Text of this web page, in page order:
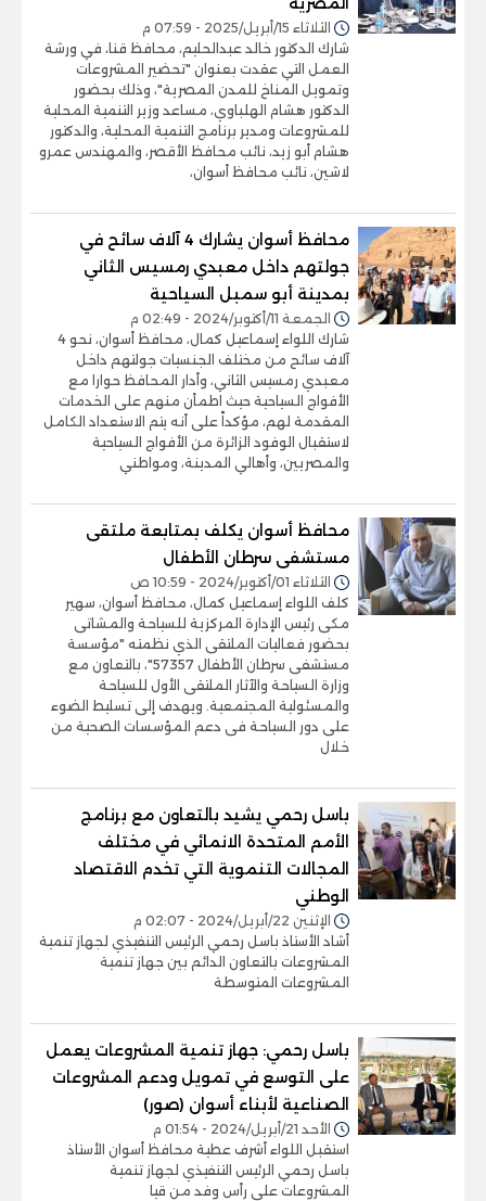
الثلاثاء 15/أبريل/2025 - 07:59 م
شارك الدكتور خالد عبدالحليم، محافظ قنا، في ورشة
العمل التي عقدت بعنوان "تحضير المشروعات
وتمويل المناخ للمدن المصرية"، وذلك بحضور
الدكتور هشام الهلباوي، مساعد وزير التنمية المحلية
للمشروعات ومدير برنامج التنمية المحلية، والدكتور
هشام أبو زيد، نائب محافظ الأقصر، والمهندس عمرو
لاشين، نائب محافظ أسوان،
محافظ أسوان يشارك 4 آلاف سائح في
جولتهم داخل معبدي رمسيس الثاني
بمدينة أبو سمبل السياحية
الجمعة 11/أكتوبر/2024 - 02:49 م
شارك اللواء إسماعيل كمال، محافظ أسوان، نحو 4
آلاف سائح من مختلف الجنسيات جولتهم داخل
معبدي رمسيس الثاني، وأدار المحافظ حوارا مع
الأفواج السياحية حيث اطمأن منهم على الخدمات
المقدمة لهم، مؤكداً على أنه يتم الاستعداد الكامل
لاستقبال الوفود الزائرة من الأفواج السياحية
والمصريين، وأهالي المدينة، ومواطني
محافظ أسوان يكلف بمتابعة ملتقى
مستشفى سرطان الأطفال
الثلاثاء 01/أكتوبر/2024 - 10:59 ص
كلف اللواء إسماعيل كمال، محافظ أسوان، سهير
مكى رئيس الإدارة المركزية للسياحة والمشاتى
بحضور فعاليات الملتقى الذي نظمته "مؤسسة
مستشفى سرطان الأطفال 57357"، بالتعاون مع
وزارة السياحة والآثار الملتقى الأول للسياحة
والمسئولية المجتمعية. ويهدف إلى تسليط الضوء
على دور السياحة فى دعم المؤسسات الصحية من
خلال
باسل رحمي يشيد بالتعاون مع برنامج
الأمم المتحدة الانمائي في مختلف
المجالات التنموية التي تخدم الاقتصاد
الوطني
الإثنين 22/أبريل/2024 - 02:07 م
أشاد الأستاذ باسل رحمي الرئيس التنفيذي لجهاز تنمية
المشروعات بالتعاون الدائم بين جهاز تنمية
المشروعات المتوسطة
باسل رحمي: جهاز تنمية المشروعات يعمل
على التوسع في تمويل ودعم المشروعات
الصناعية لأبناء أسوان (صور)
الأحد 21/أبريل/2024 - 01:54 م
استقبل اللواء أشرف عطية محافظ أسوان الأستاذ
باسل رحمي الرئيس التنفيذي لجهاز تنمية
المشروعات على رأس وفد من قيا